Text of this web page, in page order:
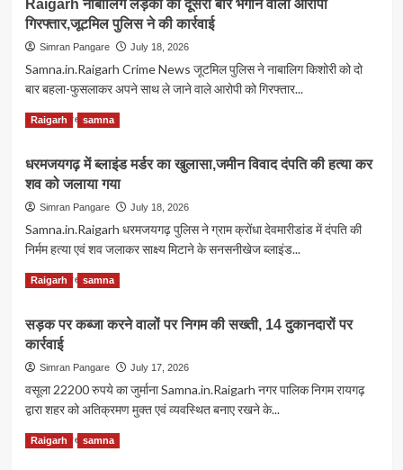
Raigarh नाबालिग लड़की को दूसरी बार भगाने वाला आरोपी
गिरफ्तार,जूटमिल पुलिस ने की कार्रवाई
Simran Pangare July 18, 2026
Samna.in.Raigarh Crime News जूटमिल पुलिस ने नाबालिग किशोरी को दो
बार बहला-फुसलाकर अपने साथ ले जाने वाले आरोपी को गिरफ्तार...
Read MoreRead
more
Raigarh
नाबालिग
दूसरी
बार
वाला
गिरफ्तार,जूटमिल
की
कार्रवाई
Raigarh samna
धरमजयगढ़ में ब्लाइंड मर्डर का खुलासा,जमीन विवाद दंपति की हत्या कर
शव को जलाया गया
Simran Pangare July 18, 2026
Samna.in.Raigarh धरमजयगढ़ पुलिस ने ग्राम क्रोंधा देवमारीडांड में दंपति की
निर्मम हत्या एवं शव जलाकर साक्ष्य मिटाने के सनसनीखेज ब्लाइंड...
Read MoreRead
more
धरमजयगढ़
का
खुलासा,जमीन
दंपति
Raigarh samna
सड़क पर कब्जा करने वालों पर निगम की सख्ती, 14 दुकानदारों पर
कार्रवाई
Simran Pangare July 17, 2026
वसूला 22200 रुपये का जुर्माना Samna.in.Raigarh नगर पालिक निगम रायगढ़
द्वारा शहर को अतिक्रमण मुक्त एवं व्यवस्थित बनाए रखने के...
Read MoreRead
more
Raigarh samna